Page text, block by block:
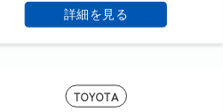
詳細を見る
TOYOTA